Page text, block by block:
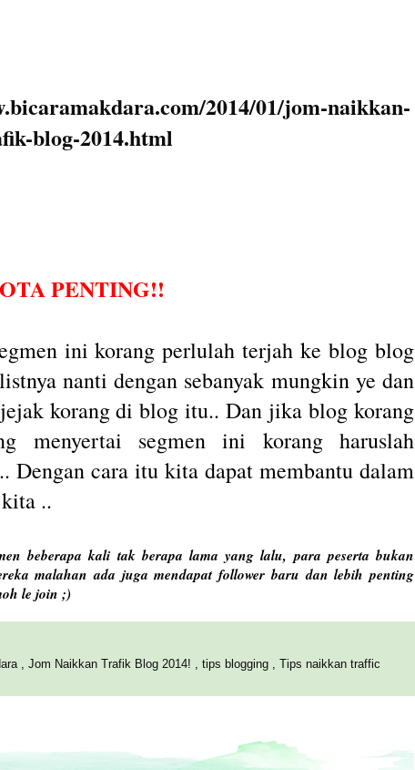
2014/01/jom-naikkan-
blog-2014.html
PENTING!!
ini korang perlulah terjah ke blog blog
nanti dengan sebanyak mungkin ye dan
korang di blog itu.. Dan jika blog korang
menyertai segmen ini korang haruslah
Dengan cara itu kita dapat membantu dalam
..
beberapa kali tak berapa lama yang lalu, para peserta bukan
malahan ada juga mendapat follower baru dan lebih penting
le join ;)
, Jom Naikkan Trafik Blog 2014! , tips blogging ,
Tips naikkan traffic